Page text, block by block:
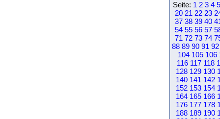
Seite: 1 2 3 4 5
20 21 22 23
37 38 39 40
54 55 56 57
71 72 73 74
88 89 90 91 92
104 105 106
116 117 118
128 129 130
140 141 142
152 153 154
164 165 166
176 177 178
188 189 190